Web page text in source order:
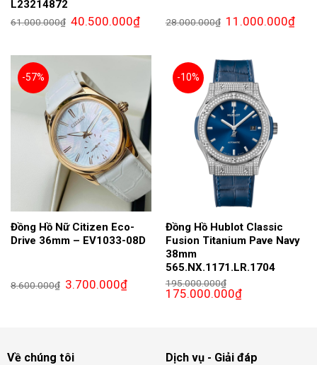
L23214872
61.000.000₫ Giá
gốc
40.500.000₫Giá
hiện
40.500.000₫.
28.000.000₫ Giá
gốc
11.000.000₫Giá
hiện
-57%
Đồng Hồ Nữ Citizen Eco-
Drive 36mm – EV1033-08D
8.600.000₫ Giá
gốc
3.700.000₫Giá
hiện
-10%
Đồng Hồ Hublot Classic
Fusion Titanium Pave Navy
38mm
565.NX.1171.LR.1704
195.000.000₫
Giá
gốc
175.000.000₫Giá
hiện
Về chúng tôi Dịch vụ - Giải đáp